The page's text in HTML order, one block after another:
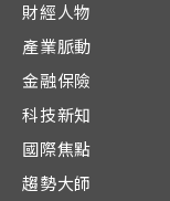
財經人物
產業脈動
金融保險
科技新知
國際焦點
趨勢大師